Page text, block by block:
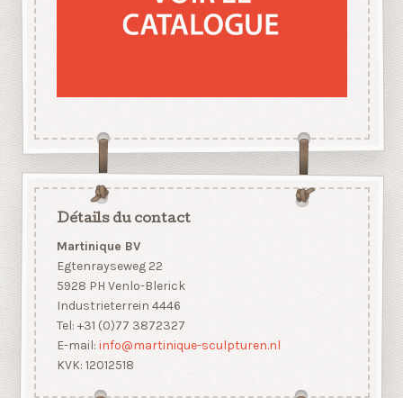
Détails du contact
Martinique BV
Egtenrayseweg 22
5928 PH Venlo-Blerick
Industrieterrein 4446
Tel: +31 (0)77 3872327
E-mail: info@martinique-sculpturen.nl
KVK: 12012518